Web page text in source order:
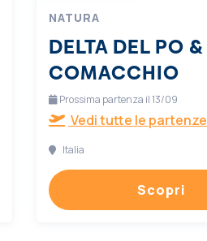
NATURA
DELTA DEL PO &
COMACCHIO
Prossima partenza il 13/09
Vedi tutte le partenze
Italia
Scopri